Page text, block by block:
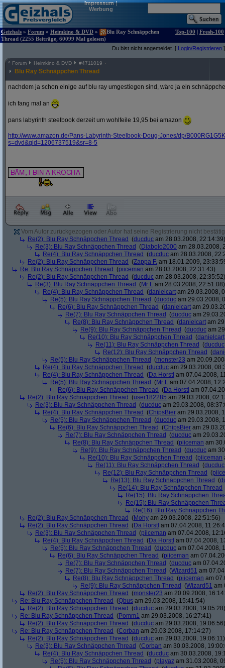
Impressum|
Werbung
Geizhals » Forum » Heimkino & DVD »
Blu Ray Schnäppchen
Thread (2255 Beiträge, 60099 Mal gelesen)
Top-100 | Fresh-100
Du bist nicht angemeldet. [ Login/Registrieren ]
^ Forum Heimkino & DVD #4711019
Blu Ray Schnäppchen Thread
nachdem ja schon einige auf blu ray umgestiegen sind, wäre ja ein
ich fang mal an
pans labyrinth steelbook derzeit um wohlfeile 19,95 bei amazon
http://www.amazon.de/Pans-Labyrinth-Steelbook-Doug-Jones/dp/
s=dvd&qid=1206737519&sr=8-5
Vom Autor zurückgezogen oder Autor hat seine Registrierung nicht
Re(2): Blu Ray Schnäppchen Thread (ducduc am 28.03.2008, 22:14:39)
Re(3): Blu Ray Schnäppchen Thread (Diabolo2000 am 28.03.2008,
Re(4): Blu Ray Schnäppchen Thread (ducduc am 28.03.2008,
Re(2): Blu Ray Schnäppchen Thread (Zappa F. am 18.01.2009,
Re: Blu Ray Schnäppchen Thread (piiceman am 28.03.2008, 22:31:43)
Re(2): Blu Ray Schnäppchen Thread (ducduc am 28.03.2008, 22:35:52)
Re(3): Blu Ray Schnäppchen Thread (Mr L am 28.03.2008, 22:51:08)
Re(4): Blu Ray Schnäppchen Thread (danielcart am 29.03.2008,
Re(5): Blu Ray Schnäppchen Thread (ducduc am 29.03.2008,
Re(6): Blu Ray Schnäppchen Thread (danielcart am
Re(7): Blu Ray Schnäppchen Thread (ducduc am
Re(8): Blu Ray Schnäppchen Thread (danielcart am
Re(9): Blu Ray Schnäppchen Thread (ducduc am
Re(10): Blu Ray Schnäppchen Thread (danielcart
Re(11): Blu Ray Schnäppchen Thread (ducduc
Re(12): Blu Ray Schnäppchen Thread (
Re(5): Blu Ray Schnäppchen Thread (monster23 am
Re(4): Blu Ray Schnäppchen Thread (ducduc am 29.03.2008,
Re(4): Blu Ray Schnäppchen Thread (Da Horstl am 07.04.2008,
Re(5): Blu Ray Schnäppchen Thread (Mr L am 07.04.2008,
Re(6): Blu Ray Schnäppchen Thread (Da Horstl am
Re(2): Blu Ray Schnäppchen Thread (user182285 am 29.03.2008,
Re(3): Blu Ray Schnäppchen Thread (ducduc am 29.03.2008,
Re(4): Blu Ray Schnäppchen Thread (ChipsBier am 29.03.2008,
Re(5): Blu Ray Schnäppchen Thread (ducduc am 29.03.2008,
Re(6): Blu Ray Schnäppchen Thread (ChipsBier am
Re(7): Blu Ray Schnäppchen Thread (ducduc am
Re(8): Blu Ray Schnäppchen Thread (piiceman am
Re(9): Blu Ray Schnäppchen Thread (ducduc am
Re(10): Blu Ray Schnäppchen Thread (piiceman
Re(11): Blu Ray Schnäppchen Thread (ducduc
Re(12): Blu Ray Schnäppchen Thread (
Re(13): Blu Ray Schnäppchen Thread (
Re(14): Blu Ray Schnäppchen Thread
Re(15): Blu Ray Schnäppchen
Re(15): Blu Ray Schnäppchen
Re(16): Blu Ray Schnäppchen
Re(2): Blu Ray Schnäppchen Thread (Mohy am 29.03.2008, 22:51:56)
Re(2): Blu Ray Schnäppchen Thread (Da Horstl am 07.04.2008,
Re(3): Blu Ray Schnäppchen Thread (piiceman am 07.04.2008,
Re(4): Blu Ray Schnäppchen Thread (Da Horstl am 07.04.2008,
Re(5): Blu Ray Schnäppchen Thread (ducduc am 07.04.2008,
Re(6): Blu Ray Schnäppchen Thread (piiceman am
Re(7): Blu Ray Schnäppchen Thread (ducduc am
Re(7): Blu Ray Schnäppchen Thread (Wizard51 am
Re(8): Blu Ray Schnäppchen Thread (piiceman am
Re(9): Blu Ray Schnäppchen Thread (Wizard51 am
Re(2): Blu Ray Schnäppchen Thread (monster23 am 20.09.2008,
Re: Blu Ray Schnäppchen Thread (Qbus am 29.03.2008, 15:41:54)
Re(2): Blu Ray Schnäppchen Thread (ducduc am 29.03.2008, 19:05:28)
Re: Blu Ray Schnäppchen Thread (Pomm1 am 29.03.2008, 16:27:41)
Re(2): Blu Ray Schnäppchen Thread (ducduc am 29.03.2008, 19:06:56)
Re: Blu Ray Schnäppchen Thread (Corban am 29.03.2008, 17:14:27)
Re(2): Blu Ray Schnäppchen Thread (ducduc am 29.03.2008, 19:06:11)
Re(3): Blu Ray Schnäppchen Thread (Corban am 30.03.2008,
Re(4): Blu Ray Schnäppchen Thread (ducduc am 30.03.2008,
Re(5): Blu Ray Schnäppchen Thread (playaz am 31.03.2008,